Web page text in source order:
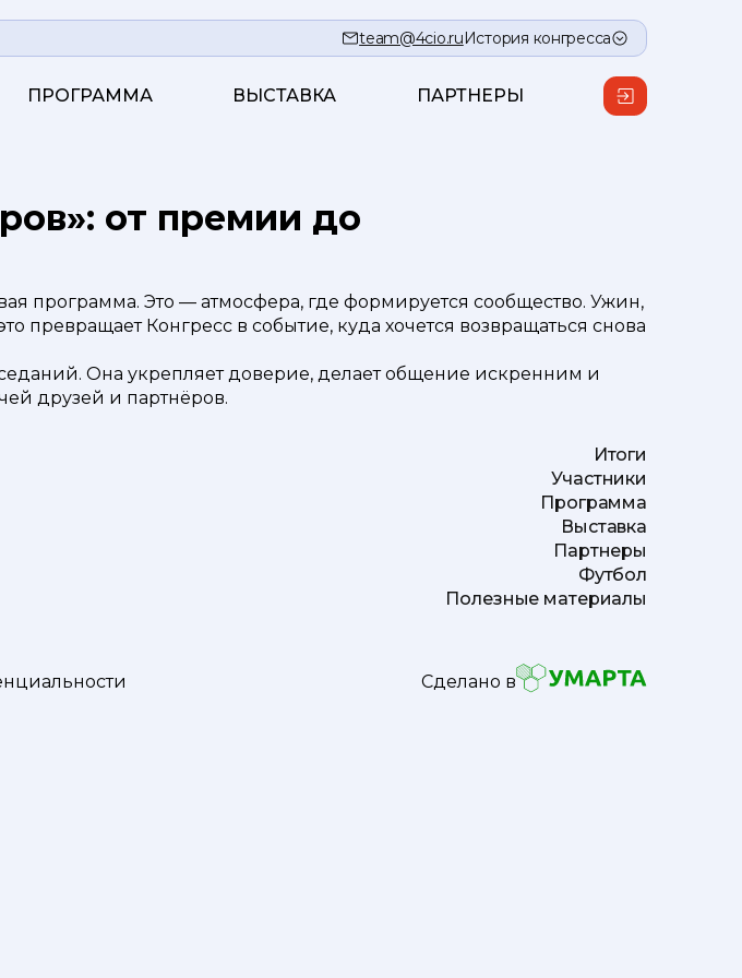
team@4cio.ruИстория конгресса
ПРОГРАММА ВЫСТАВКА ПАРТНЕРЫ
от премии до
программа. Это — атмосфера, где формируется сообщество. Ужин,
Конгресс в событие, куда хочется возвращаться снова
Она укрепляет доверие, делает общение искренним и
друзей и партнёров.
Итоги
Участники
Программа
Выставка
Партнеры
Футбол
Полезные материалы
Сделано в